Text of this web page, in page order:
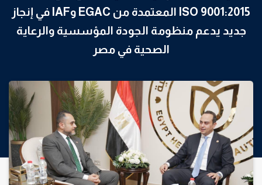
ISO 9001:2015 المعتمدة من EGAC وIAF في إنجاز
جديد يدعم منظومة الجودة المؤسسية والرعاية
الصحية في مصر